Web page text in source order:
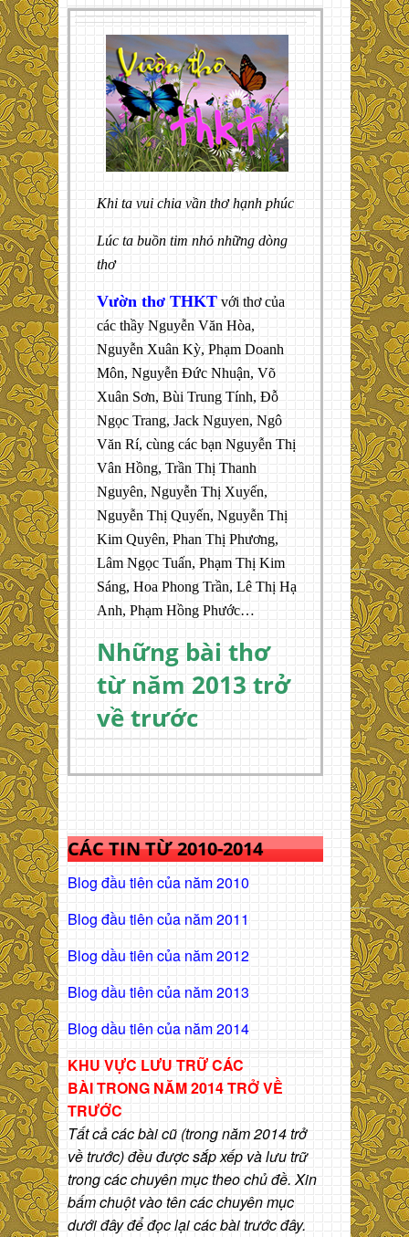
Khi ta vui chia vần thơ hạnh phúc
Lúc ta buồn tim nhỏ những dòng
thơ
Vườn thơ THKT với thơ của
các thầy Nguyễn Văn Hòa,
Nguyễn Xuân Kỳ, Phạm Doanh
Môn, Nguyễn Đức Nhuận, Võ
Xuân Sơn, Bùi Trung Tính, Đỗ
Ngọc Trang, Jack Nguyen, Ngô
Văn Rí, cùng các bạn Nguyễn Thị
Vân Hồng, Trần Thị Thanh
Nguyên, Nguyễn Thị Xuyến,
Nguyễn Thị Quyến, Nguyễn Thị
Kim Quyên, Phan Thị Phương,
Lâm Ngọc Tuấn, Phạm Thị Kim
Sáng, Hoa Phong Trần, Lê Thị Hạ
Anh, Phạm Hồng Phước…
Những bài thơ
từ năm 2013 trở
về trước
CÁC TIN TỪ 2010-2014
Blog đầu tiên của năm 2010
Blog đầu tiên của năm 2011
Blog dầu tiên của năm 2012
Blog dầu tiên của năm 2013
Blog dầu tiên của năm 2014
KHU VỰC LƯU TRỮ CÁC
BÀITRONG NĂM 2014 TRỞ VỀ
TRƯỚC
Tất cả các bài cũ (trong năm 2014 trở
về trước) đều được sắp xếp và lưu trữ
trong các chuyên mục theo chủ đề. Xin
bấm chuột vào tên các chuyên mục
dưới đây để đọc lại các bài trước đây.